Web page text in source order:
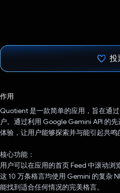
投
作用
Quotient 是一款简单的应用，旨在通
户。通过利用 Google Gemini API 的
体验，让用户能够探索并与能引起共鸣
核心功能：
用户可以在应用的首页 Feed 中滚动浏
这 10 万条格言均使用 Gemini 的复杂
能找到适合任何情况的完美格言。